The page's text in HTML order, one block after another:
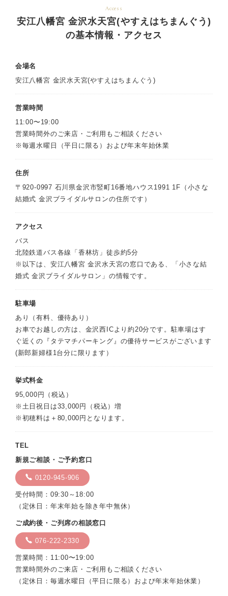
Access
安江八幡宮 金沢水天宮(やすえはちまんぐう)
の基本情報・アクセス
会場名
安江八幡宮 金沢水天宮(やすえはちまんぐう)
営業時間
11:00〜19:00
営業時間外のご来店・ご利用もご相談ください
※毎週水曜日（平日に限る）および年末年始休業
住所
〒920-0997 石川県金沢市竪町16番地ハウス1991 1F（小さな
結婚式 金沢ブライダルサロンの住所です）
アクセス
バス
北陸鉄道バス各線「香林坊」徒歩約5分
※以下は、安江八幡宮 金沢水天宮の窓口である、「小さな結
婚式 金沢ブライダルサロン」の情報です。
駐車場
あり（有料、優待あり）
お車でお越しの方は、金沢西ICより約20分です。駐車場はす
ぐ近くの『タテマチパーキング』の優待サービスがございます
(新郎新婦様1台分に限ります）
挙式料金
95,000円（税込）
※土日祝日は33,000円（税込）増
※初穂料は＋80,000円となります。
TEL
新規ご相談・ご予約窓口
0120-945-906
受付時間：09:30～18:00
（定休日：年末年始を除き年中無休）
ご成約後・ご列席の相談窓口
076-222-2330
営業時間：11:00〜19:00
営業時間外のご来店・ご利用もご相談ください
（定休日：毎週水曜日（平日に限る）および年末年始休業）